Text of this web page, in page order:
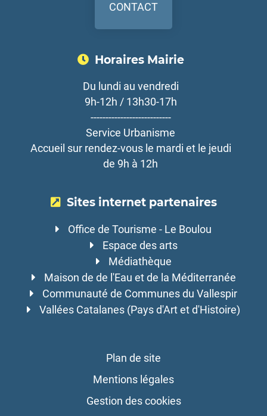
CONTACT
Horaires Mairie
Du lundi au vendredi
9h-12h / 13h30-17h
---------------------------
Service Urbanisme
Accueil sur rendez-vous le mardi et le jeudi
de 9h à 12h
Sites internet partenaires
Office de Tourisme - Le Boulou
Espace des arts
Médiathèque
Maison de de l'Eau et de la Méditerranée
Communauté de Communes du Vallespir
Vallées Catalanes (Pays d'Art et d'Histoire)
Plan de site
Mentions légales
Gestion des cookies